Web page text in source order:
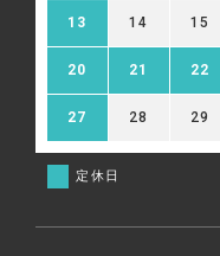
13 14 15
20 21 22
27 28 29
定休日